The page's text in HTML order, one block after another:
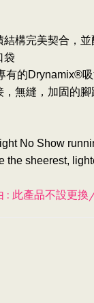
結構完美契合，
袋
有的Drynamix®
，無縫，加固的
No Show
the sheerest,
: 此產品不設更換